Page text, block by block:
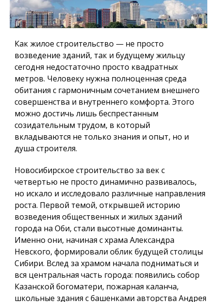
Как жилое строительство — не просто
возведение зданий, так и будущему жильцу
сегодня недостаточно просто квадратных
метров. Человеку нужна полноценная среда
обитания с гармоничным сочетанием внешнего
совершенства и внутреннего комфорта. Этого
можно достичь лишь беспрестанным
созидательным трудом, в который
вкладываются не только знания и опыт, но и
душа строителя.
Новосибирское строительство за век с
четвертью не просто динамично развивалось,
но искало и исследовало различные направления
роста. Первой темой, открывшей историю
возведения общественных и жилых зданий
города на Оби, стали высотные доминанты.
Именно они, начиная с храма Александра
Невского, формировали облик будущей столицы
Сибири. Вслед за храмом начала подниматься и
вся центральная часть города: появились собор
Казанской богоматери, пожарная каланча,
школьные здания с башенками авторства Андрея